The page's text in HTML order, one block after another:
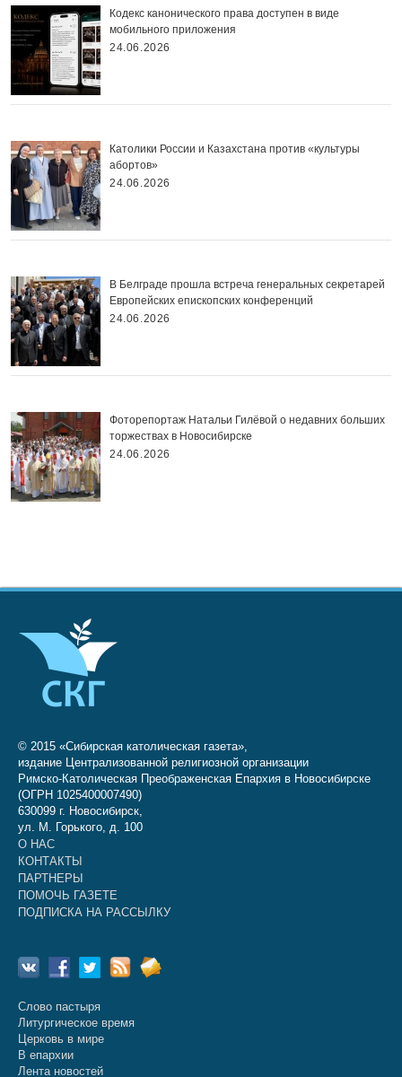
Кодекс канонического права доступен в виде
мобильного приложения
24.06.2026
Католики России и Казахстана против «культуры
абортов»
24.06.2026
В Белграде прошла встреча генеральных секретарей
Европейских епископских конференций
24.06.2026
Фоторепортаж Натальи Гилёвой о недавних больших
торжествах в Новосибирске
24.06.2026
© 2015 «Сибирская католическая газета»,
издание Централизованной религиозной организации
Римско-Католическая Преображенская Епархия в Новосибирске
(ОГРН 1025400007490)
630099 г. Новосибирск,
ул. М. Горького, д. 100
О НАС
КОНТАКТЫ
ПАРТНЕРЫ
ПОМОЧЬ ГАЗЕТЕ
ПОДПИСКА НА РАССЫЛКУ
Слово пастыря
Литургическое время
Церковь в мире
В епархии
Лента новостей